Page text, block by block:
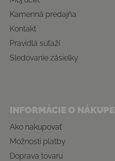
Kamenná predajňa
Kontakt
Pravidlá súťaží
Sledovanie zásielky
INFORMÁCIE O NÁKUPE
Ako nakupovať
Možnosti platby
Doprava tovaru